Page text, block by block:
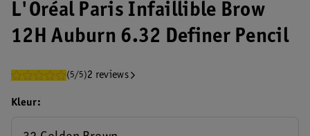
L'Oréal Paris Infaillible Brow
12H Auburn 6.32 Definer Pencil
(5/5)2 reviews
Kleur